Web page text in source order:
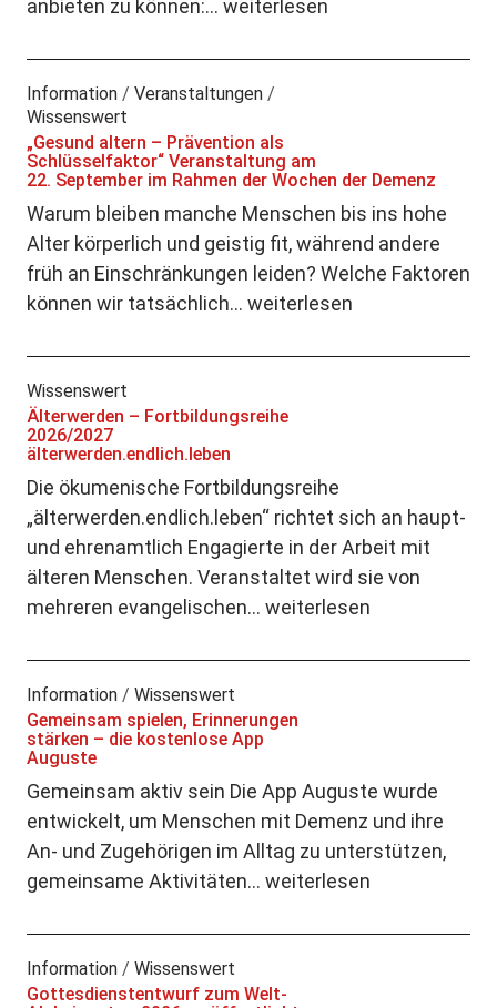
anbieten zu können:… weiterlesen
Information/ Veranstaltungen/
Wissenswert
„Gesund altern – Prävention als
Schlüsselfaktor“ Veranstaltung am
22. September im Rahmen der Wochen der Demenz
Warum bleiben manche Menschen bis ins hohe
Alter körperlich und geistig fit, während andere
früh an Einschränkungen leiden? Welche Faktoren
können wir tatsächlich… weiterlesen
Wissenswert
Älterwerden – Fortbildungsreihe
2026/2027
älterwerden.endlich.leben
Die ökumenische Fortbildungsreihe
„älterwerden.endlich.leben“ richtet sich an haupt-
und ehrenamtlich Engagierte in der Arbeit mit
älteren Menschen. Veranstaltet wird sie von
mehreren evangelischen… weiterlesen
Information/ Wissenswert
Gemeinsam spielen, Erinnerungen
stärken – die kostenlose App
Auguste
Gemeinsam aktiv sein Die App Auguste wurde
entwickelt, um Menschen mit Demenz und ihre
An- und Zugehörigen im Alltag zu unterstützen,
gemeinsame Aktivitäten… weiterlesen
Information/ Wissenswert
Gottesdienstentwurf zum Welt-